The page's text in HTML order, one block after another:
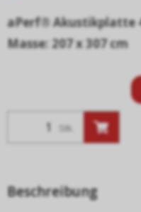
aPerf® Akustikplatte
Masse: 207 x 307 cm
Stk.
Beschreibung